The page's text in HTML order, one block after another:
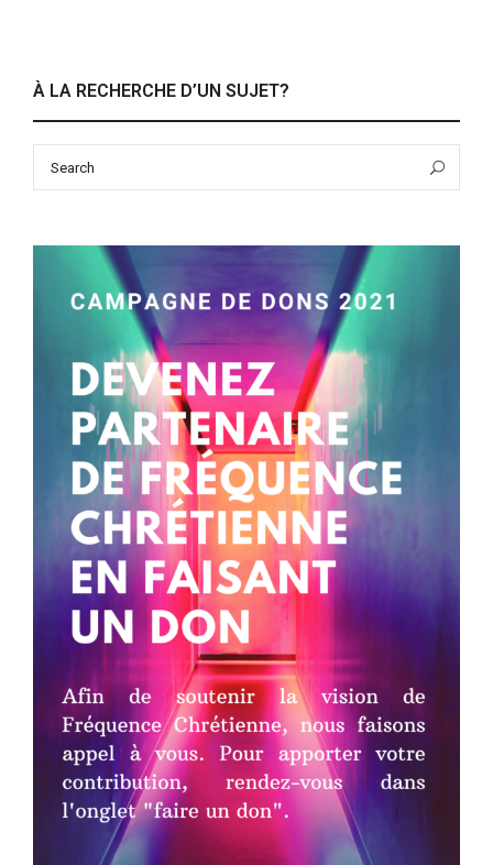
À LA RECHERCHE D’UN SUJET?